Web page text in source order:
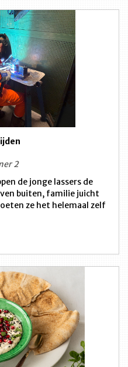
2
de jonge lassers de
buiten, familie juicht
ze het helemaal zelf